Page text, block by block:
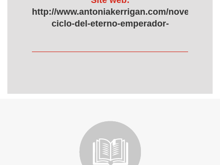
http://www.antoniakerrigan.com/novelas/
ciclo-del-eterno-emperador-